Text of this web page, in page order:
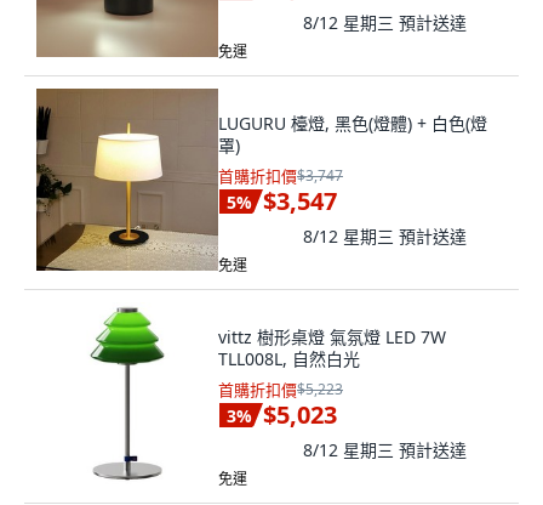
8/12 星期三 預計送達
免運
LUGURU 檯燈, 黑色(燈體) + 白色(燈
罩)
首購折扣價$3,747
5% $3,547
8/12 星期三 預計送達
免運
vittz 樹形桌燈 氣氛燈 LED 7W
TLL008L, 自然白光
首購折扣價$5,223
3% $5,023
8/12 星期三 預計送達
免運